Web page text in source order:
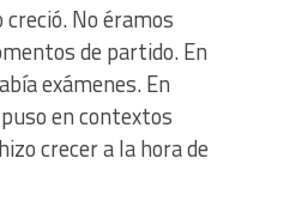
creció. No éramos
de partido. En
exámenes. En
en contextos
crecer a la hora de